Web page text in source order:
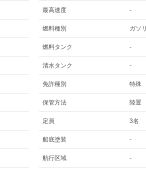
最高速度 -
燃料種別 ガソ
燃料タンク -
清水タンク -
免許種別 特殊
保管方法 陸置
定員 3名
船底塗装 -
航行区域 -